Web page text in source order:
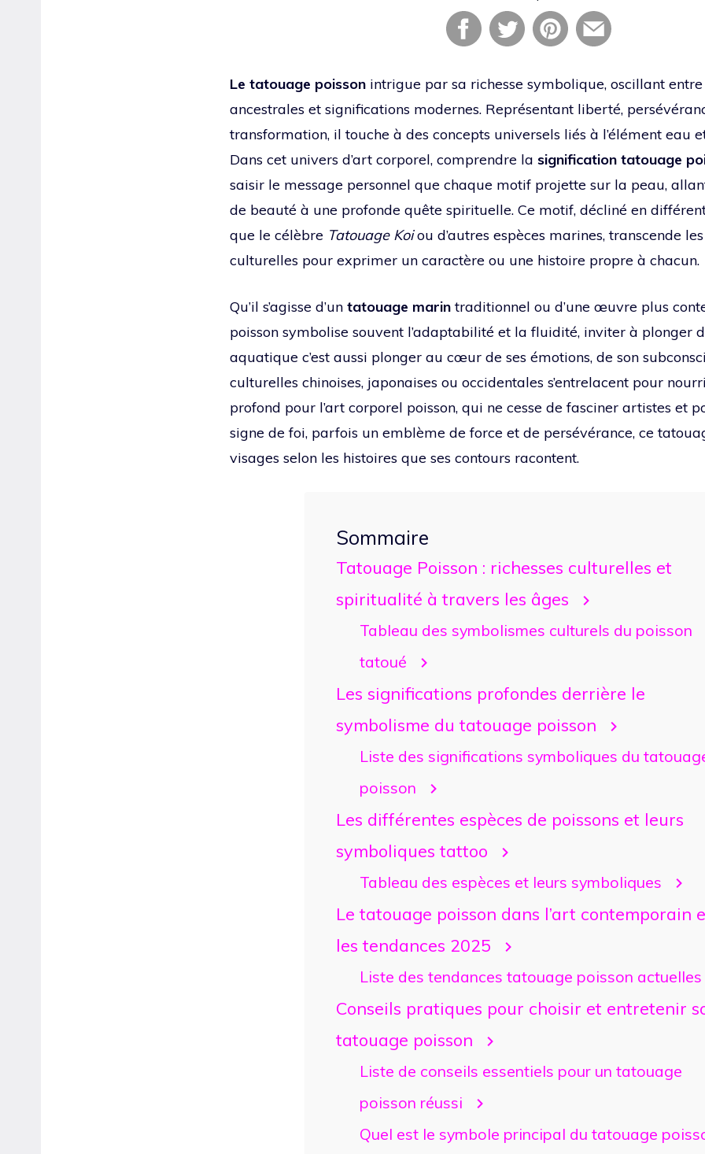
Le tatouage poisson intrigue par sa richesse symbolique, oscillant
ancestrales et significations modernes. Représentant liberté,
transformation, il touche à des concepts universels liés à l’élément eau
Dans cet univers d’art corporel, comprendre la signification tatouage
saisir le message personnel que chaque motif projette sur la peau,
de beauté à une profonde quête spirituelle. Ce motif, décliné en
que le célèbre Tatouage Koiou d’autres espèces marines, transcende
culturelles pour exprimer un caractère ou une histoire propre à chacun.
Qu’il s’agisse d’un tatouage marintraditionnel ou d’une œuvre plus
poisson symbolise souvent l’adaptabilité et la fluidité, inviter à plonger
aquatique c’est aussi plonger au cœur de ses émotions, de son
culturelles chinoises, japonaises ou occidentales s’entrelacent pour
profond pour l’art corporel poisson, qui ne cesse de fasciner artistes et
signe de foi, parfois un emblème de force et de persévérance, ce
visages selon les histoires que ses contours racontent.
Sommaire
Tatouage Poisson : richesses culturelles et
spiritualité à travers les âges
Tableau des symbolismes culturels du poisson
tatoué
Les significations profondes derrière le
symbolisme du tatouage poisson
Liste des significations symboliques du
poisson
Les différentes espèces de poissons et leurs
symboliques tattoo
Tableau des espèces et leurs symboliques
Le tatouage poisson dans l’art contemporain
les tendances 2025
Liste des tendances tatouage poisson actuelles
Conseils pratiques pour choisir et entretenir
tatouage poisson
Liste de conseils essentiels pour un tatouage
poisson réussi
Quel est le symbole principal du tatouage